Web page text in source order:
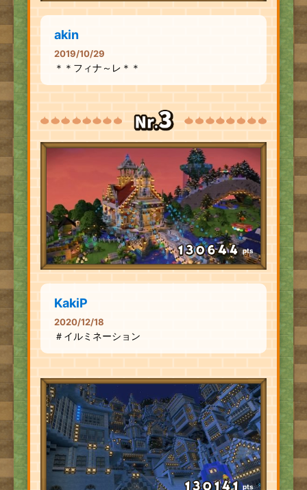
akin
2019/10/29
＊＊フィナ～レ＊＊
pts
KakiP
2020/12/18
＃イルミネーション
pts